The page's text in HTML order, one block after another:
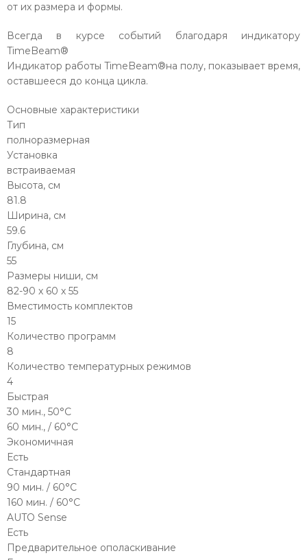
от их размера и формы.
Всегда в курсе событий благодаря индикатору
TimeBeam®
Индикатор работы TimeBeam®на полу, показывает время,
оставшееся до конца цикла.
Основные характеристики
Тип
полноразмерная
Установка
встраиваемая
Высота, см
81.8
Ширина, см
59.6
Глубина, см
55
Размеры ниши, см
82-90 х 60 х 55
Вместимость комплектов
15
Количество программ
8
Количество температурных режимов
4
Быстрая
30 мин., 50°C
60 мин., / 60°C
Экономичная
Есть
Стандартная
90 мин. / 60°C
160 мин. / 60°C
AUTO Sense
Есть
Предварительное ополаскивание